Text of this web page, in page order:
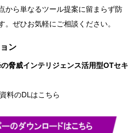
から単なるツール提案に留まらず防
ぜひお気軽にご相談ください。
ン
脅威インテリジェンス活用型OTセキ
料のDLはこちら